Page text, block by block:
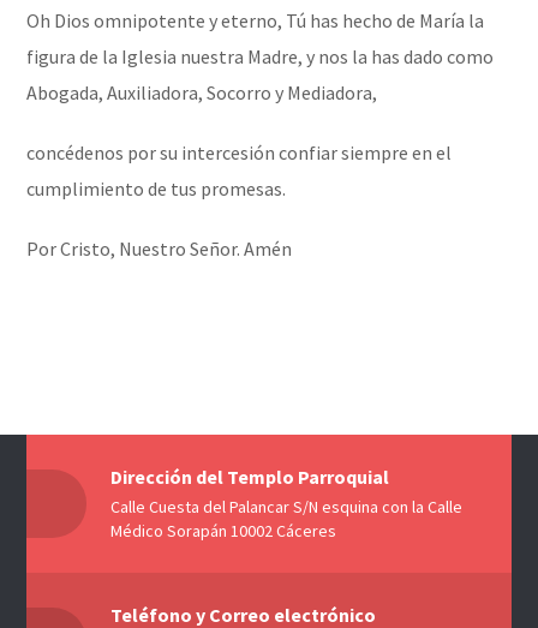
Oh Dios omnipotente y eterno, Tú has hecho de María la
figura de la Iglesia nuestra Madre, y nos la has dado como
Abogada, Auxiliadora, Socorro y Mediadora,
concédenos por su intercesión confiar siempre en el
cumplimiento de tus promesas.
Por Cristo, Nuestro Señor. Amén
Dirección del Templo Parroquial
Calle Cuesta del Palancar S/N esquina con la Calle
Médico Sorapán 10002 Cáceres
Teléfono y Correo electrónico